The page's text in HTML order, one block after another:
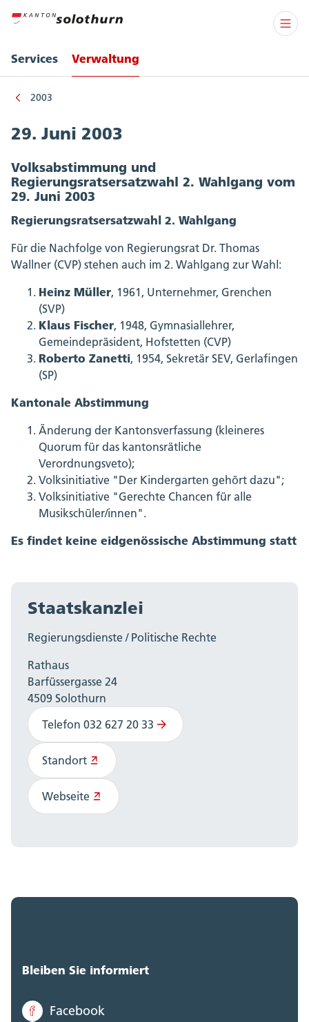
Services Verwaltung
2003
29. Juni 2003
Volksabstimmung und
Regierungsratsersatzwahl 2. Wahlgang vom
29. Juni 2003
Regierungsratsersatzwahl 2. Wahlgang
Für die Nachfolge von Regierungsrat Dr. Thomas
Wallner (CVP) stehen auch im 2. Wahlgang zur Wahl:
Heinz Müller, 1961, Unternehmer, Grenchen
(SVP)
Klaus Fischer, 1948, Gymnasiallehrer,
Gemeindepräsident, Hofstetten (CVP)
Roberto Zanetti, 1954, Sekretär SEV, Gerlafingen
(SP)
Kantonale Abstimmung
Änderung der Kantonsverfassung (kleineres
Quorum für das kantonsrätliche
Verordnungsveto);
Volksinitiative "Der Kindergarten gehört dazu";
Volksinitiative "Gerechte Chancen für alle
Musikschüler/innen".
Es findet keine eidgenössische Abstimmung statt
Staatskanzlei
Regierungsdienste / Politische Rechte
Rathaus
Barfüssergasse 24
4509 Solothurn
Telefon 032 627 20 33
Standort
Webseite
Bleiben Sie informiert
Facebook